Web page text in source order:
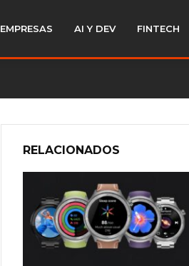
EMPRESAS AI Y DEV FINTECH
RELACIONADOS